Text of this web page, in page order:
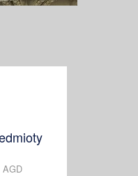
AGD